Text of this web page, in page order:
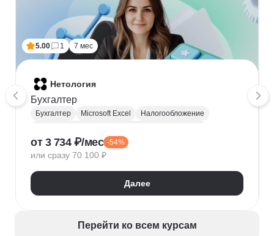
5.00 1 7 мес
Нетология
Бухгалтер
Бухгалтер Microsoft Excel
Налогообложение
Управленческий учет
Финансовый учет
1С:Бухгалтерия
Excel для экономистов
Google Таблицы
Финансовая отчетность
Налоговый учет
Бухгалтерская отчетность
от 3 734 ₽/мес -54%
или сразу 70 100 ₽
Далее
Перейти ко всем курсам